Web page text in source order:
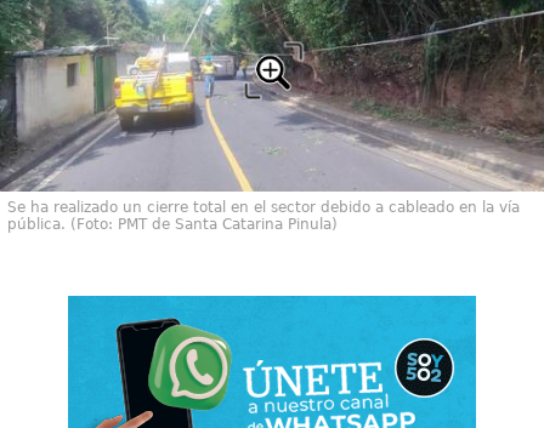
Se ha realizado un cierre total en el sector debido a cableado en la vía
pública. (Foto: PMT de Santa Catarina Pinula)